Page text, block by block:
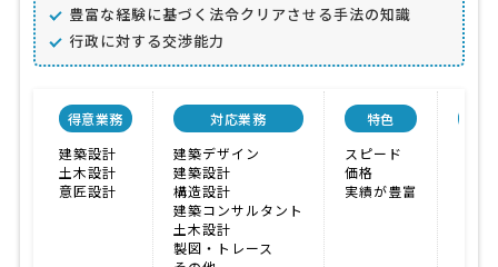
豊富な経験に基づく法令クリアさせる手法の知識
行政に対する交渉能力
得意業務
建築設計
土木設計
意匠設計
対応業務
建築デザイン
建築設計
構造設計
建築コンサルタント
土木設計
製図・トレース
特色
スピード
価格
実績が豊富